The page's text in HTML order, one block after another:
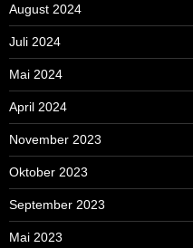
August 2024
Juli 2024
Mai 2024
April 2024
November 2023
Oktober 2023
September 2023
Mai 2023